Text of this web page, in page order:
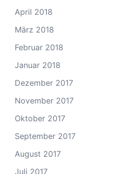
April 2018
März 2018
Februar 2018
Januar 2018
Dezember 2017
November 2017
Oktober 2017
September 2017
August 2017
Juli 2017